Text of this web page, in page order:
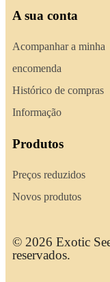
A sua conta
Acompanhar a minha
encomenda
Histórico de compras
Informação
Produtos
Preços reduzidos
Novos produtos
© 2026 Exotic
reservados.